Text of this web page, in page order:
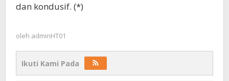
dan kondusif. (*)
oleh adminHT01
Ikuti Kami Pada